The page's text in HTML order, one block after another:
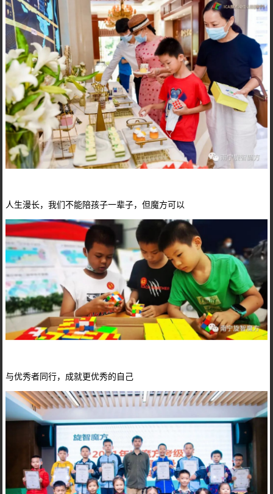
人生漫长，我们不能陪孩子一辈子，但魔方可以
与优秀者同行，成就更优秀的自己